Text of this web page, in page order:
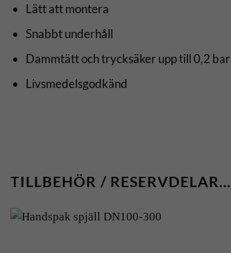
Lätt att montera
Snabbt underhåll
Dammtätt och trycksäker upp till 0,2 bar
Livsmedelsgodkänd
TILLBEHÖR / RESERVDELAR…